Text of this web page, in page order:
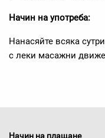
Начин на употреба:
Нанасяйте всяка
с леки масажни
Начин на плащане